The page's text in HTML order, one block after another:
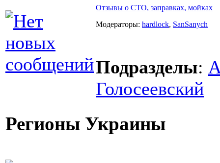
Отзывы о СТО, заправках, мойках
Модераторы: hardlock, SanSanych
Подразделы:
Голосеевский
Регионы Украины